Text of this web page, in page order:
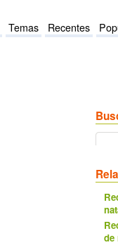
Temas Recentes
de